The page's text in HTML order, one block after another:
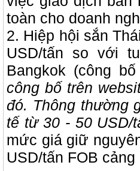
toàn cho doanh
2. Hiệp hội sắn
USD/tấn so với
Bangkok (công
công bố trên
đó. Thông thường
tế từ 30 - 50 USD/
mức giá giữ
USD/tấn FOB